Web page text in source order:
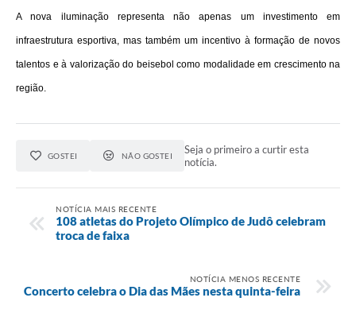
A nova iluminação representa não apenas um investimento em
infraestrutura esportiva, mas também um incentivo à formação de novos
talentos e à valorização do beisebol como modalidade em crescimento na
região.
GOSTEI NÃO GOSTEI
Seja o primeiro a curtir esta
notícia.
NOTÍCIA MAIS RECENTE
108 atletas do Projeto Olímpico de Judô celebram
troca de faixa
NOTÍCIA MENOS RECENTE
Concerto celebra o Dia das Mães nesta quinta-feira